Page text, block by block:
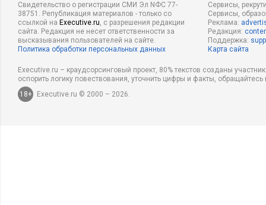
Свидетельство о регистрации СМИ Эл NФС 77-
38751. Републикация материалов - только со
ссылкой на Executive.ru, с разрешения редакции
сайта. Редакция не несет ответственности за
высказывания пользователей на сайте.
Политика обработки персональных данных
Сервисы,
Сервисы,
Реклама:
Редакция:
Поддержка:
Карта сайта
Executive.ru – краудсорсинговый проект, 80% текстов созданы
оспорить логику повествования, уточнить цифры и факты,
18+
Executive.ru © 2000 – 2026.